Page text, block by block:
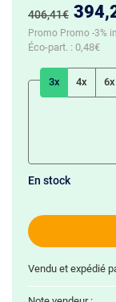
Ancien prix :
406,41€
Réduction
Promo Promo -3%
Éco-part. : 0,48€
3x 4x 6x
En stock
Vendu et expédié